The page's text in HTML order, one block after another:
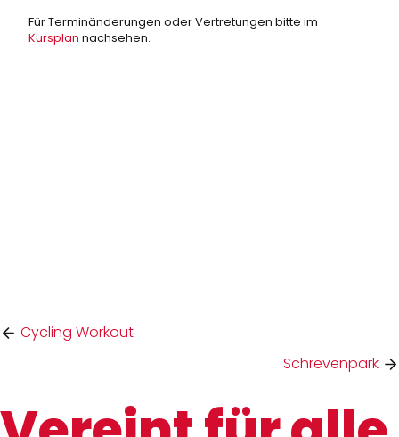
Für Terminänderungen oder Vertretungen bitte im
Kursplan nachsehen.
Cycling Workout
Schrevenpark